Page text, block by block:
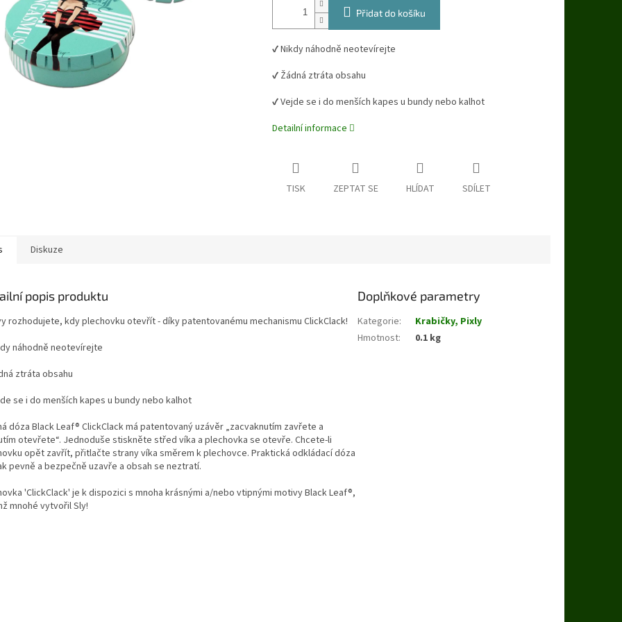
Přidat do košíku
✔️ Nikdy náhodně neotevírejte
✔️ Žádná ztráta obsahu
✔️ Vejde se i do menších kapes u bundy nebo kalhot
Detailní informace
TISK ZEPTAT SE HLÍDAT SDÍLET
Diskuze
popis produktu
rozhodujete, kdy plechovku otevřít - díky patentovanému mechanismu ClickClack!
náhodně neotevírejte
ztráta obsahu
se i do menších kapes u bundy nebo kalhot
dóza Black Leaf® ClickClack má patentovaný uzávěr „zacvaknutím zavřete a
otevřete“. Jednoduše stiskněte střed víka a plechovka se otevře. Chcete-li
opět zavřít, přitlačte strany víka směrem k plechovce. Praktická odkládací dóza
pevně a bezpečně uzavře a obsah se neztratí.
'ClickClack' je k dispozici s mnoha krásnými a/nebo vtipnými motivy Black Leaf®,
mnohé vytvořil Sly!
Doplňkové parametry
Kategorie:
Krabičky, Pixly
Hmotnost: 0.1 kg